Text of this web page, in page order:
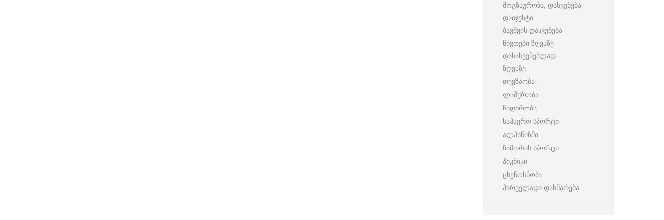
მოგზაურობა, დასვენება –
დაიჯესტი
ბავშვის დასვენება
ნივთები ზღვაზე
დასასვენებლად
ზღვაზე
თევზაობა
ლაშქრობა
ნადირობა
საჰაერო სპორტი
ალპინიზმი
ზამთრის სპორტი
პიკნიკი
ცხენოსნობა
პირველადი დახმარება